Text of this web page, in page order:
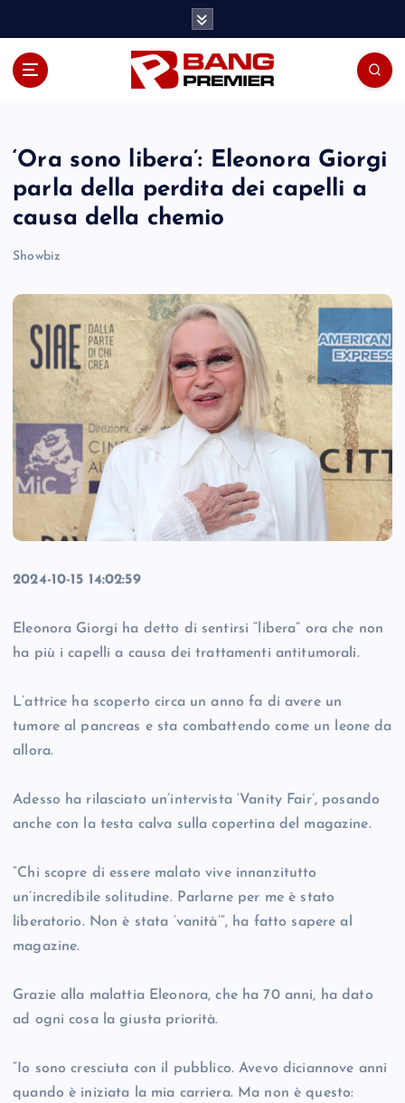
‘Ora sono libera’: Eleonora Giorgi
parla della perdita dei capelli a
causa della chemio
Showbiz
2024-10-15 14:02:59
Eleonora Giorgi ha detto di sentirsi “libera” ora che non
ha più i capelli a causa dei trattamenti antitumorali.
L’attrice ha scoperto circa un anno fa di avere un
tumore al pancreas e sta combattendo come un leone da
allora.
Adesso ha rilasciato un’intervista ‘Vanity Fair’, posando
anche con la testa calva sulla copertina del magazine.
“Chi scopre di essere malato vive innanzitutto
un’incredibile solitudine. Parlarne per me è stato
liberatorio. Non è stata ‘vanità’”, ha fatto sapere al
magazine.
Grazie alla malattia Eleonora, che ha 70 anni, ha dato
ad ogni cosa la giusta priorità.
“Io sono cresciuta con il pubblico. Avevo diciannove anni
quando è iniziata la mia carriera. Ma non è questo: